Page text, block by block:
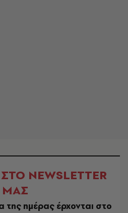
NEWSLETTER
ΜΑΣ
ημέρας έρχονται στο